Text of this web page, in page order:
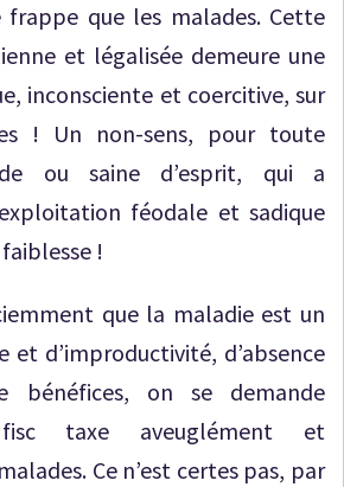
que les malades. Cette
et légalisée demeure une
inconsciente et coercitive, sur
! Un non-sens, pour toute
ou saine d’esprit, qui a
féodale et sadique
!
que la maladie est un
et d’improductivité, d’absence
bénéfices, on se demande
taxe aveuglément et
Ce n’est certes pas, par